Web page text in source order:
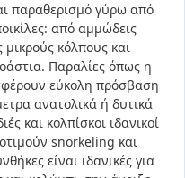
παραθερισμό γύρω από
από αμμώδεις
κόλπους και
Παραλίες όπως η
εύκολη πρόσβαση
ανατολικά ή δυτικά
και κολπίσκοι ιδανικοί
snorkeling και
είναι ιδανικές για